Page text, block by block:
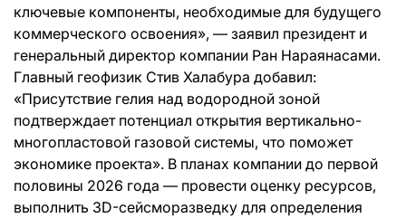
ключевые компоненты, необходимые для будущего
коммерческого освоения», — заявил президент и
генеральный директор компании Ран Нараянасами.
Главный геофизик Стив Халабура добавил:
«Присутствие гелия над водородной зоной
подтверждает потенциал открытия вертикально-
многопластовой газовой системы, что поможет
экономике проекта». В планах компании до первой
половины 2026 года — провести оценку ресурсов,
выполнить 3D-сейсморазведку для определения